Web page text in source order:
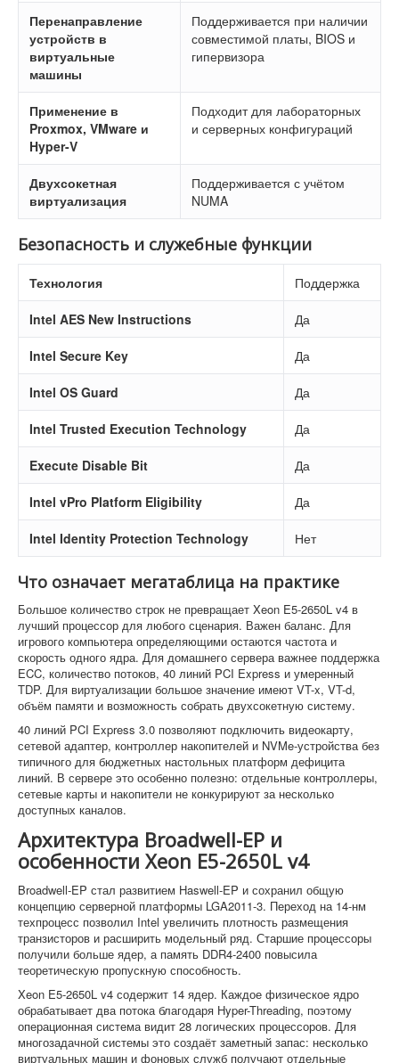
Перенаправление
устройств в
виртуальные
машины
Поддерживается при наличии
совместимой платы, BIOS и
гипервизора
Применение в
Proxmox, VMware и
Hyper-V
Подходит для лабораторных
и серверных конфигураций
Двухсокетная
виртуализация
Поддерживается с учётом
NUMA
Безопасность и служебные функции
Технология Поддержка
Intel AES New Instructions Да
Intel Secure Key Да
Intel OS Guard Да
Intel Trusted Execution Technology Да
Execute Disable Bit Да
Intel vPro Platform Eligibility Да
Intel Identity Protection Technology Нет
Что означает мегатаблица на практике
Большое количество строк не превращает Xeon E5-2650L v4 в
лучший процессор для любого сценария. Важен баланс. Для
игрового компьютера определяющими остаются частота и
скорость одного ядра. Для домашнего сервера важнее поддержка
ECC, количество потоков, 40 линий PCI Express и умеренный
TDP. Для виртуализации большое значение имеют VT-x, VT-d,
объём памяти и возможность собрать двухсокетную систему.
40 линий PCI Express 3.0 позволяют подключить видеокарту,
сетевой адаптер, контроллер накопителей и NVMe-устройства без
типичного для бюджетных настольных платформ дефицита
линий. В сервере это особенно полезно: отдельные контроллеры,
сетевые карты и накопители не конкурируют за несколько
доступных каналов.
Архитектура Broadwell-EP и
особенности Xeon E5-2650L v4
Broadwell-EP стал развитием Haswell-EP и сохранил общую
концепцию серверной платформы LGA2011-3. Переход на 14-нм
техпроцесс позволил Intel увеличить плотность размещения
транзисторов и расширить модельный ряд. Старшие процессоры
получили больше ядер, а память DDR4-2400 повысила
теоретическую пропускную способность.
Xeon E5-2650L v4 содержит 14 ядер. Каждое физическое ядро
обрабатывает два потока благодаря Hyper-Threading, поэтому
операционная система видит 28 логических процессоров. Для
многозадачной системы это создаёт заметный запас: несколько
виртуальных машин и фоновых служб получают отдельные